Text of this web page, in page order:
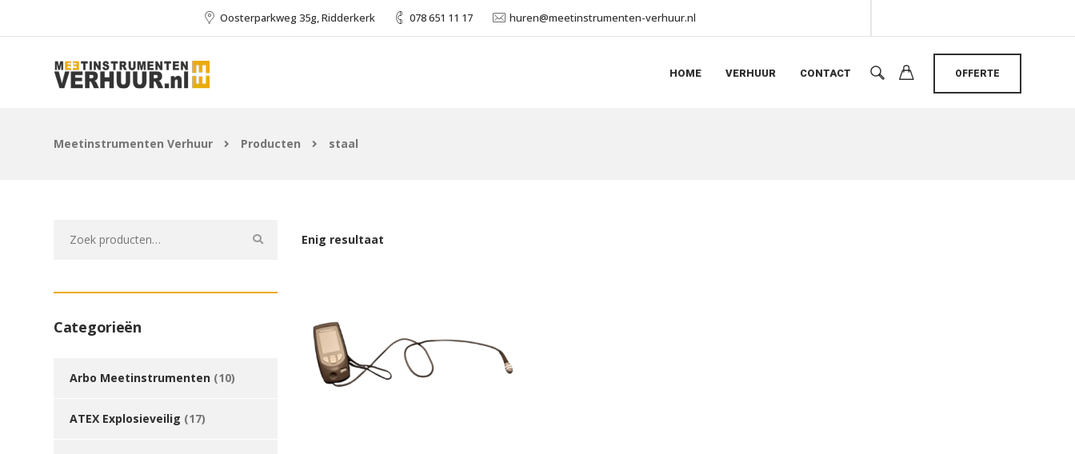
Oosterparkweg 35g, Ridderkerk 078 651 11 17 huren@meetinstrumenten-verhuur.nl
HOME VERHUUR CONTACT OFFERTE
Meetinstrumenten Verhuur Producten staal
naar:
Categorieën
Arbo Meetinstrumenten (10)
ATEX Explosieveilig (17)
Enig resultaat